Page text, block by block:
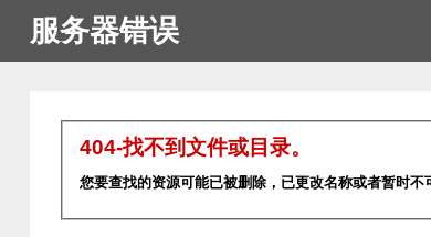
服务器错误
404-找不到文件或目录。
您要查找的资源可能已被删除，已更改名称或者暂时不